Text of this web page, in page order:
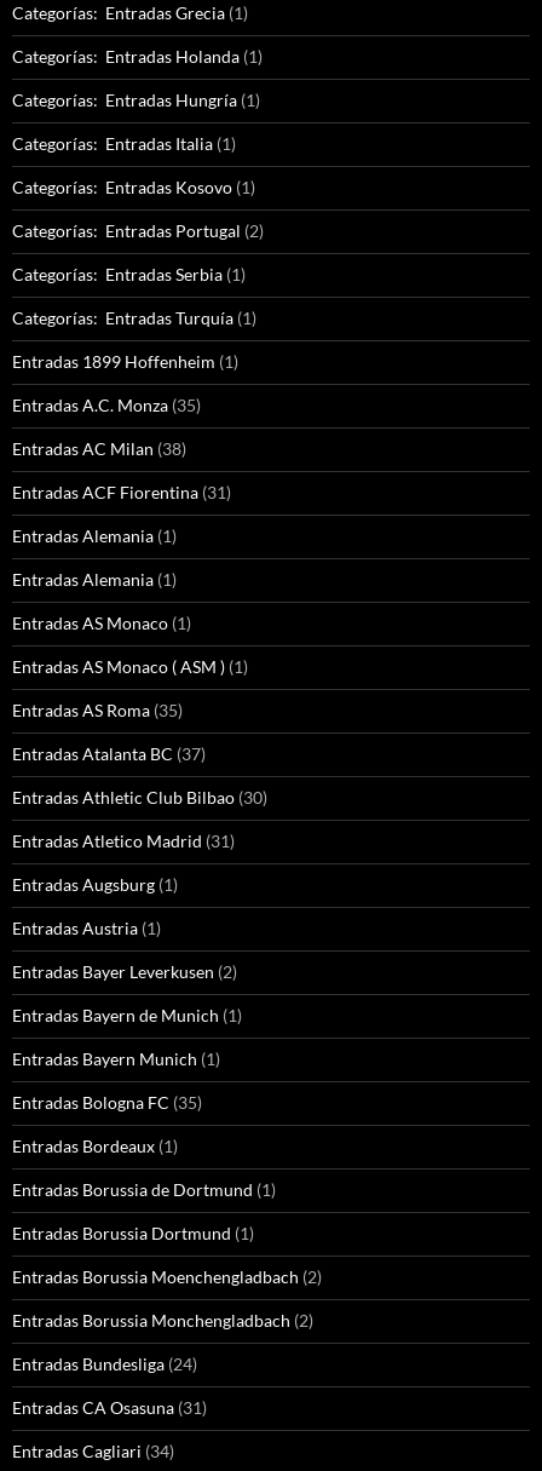
Categorías: Entradas Grecia (1)
Categorías: Entradas Holanda (1)
Categorías: Entradas Hungría (1)
Categorías: Entradas Italia (1)
Categorías: Entradas Kosovo (1)
Categorías: Entradas Portugal (2)
Categorías: Entradas Serbia (1)
Categorías: Entradas Turquía (1)
Entradas 1899 Hoffenheim (1)
Entradas A.C. Monza (35)
Entradas AC Milan (38)
Entradas ACF Fiorentina (31)
Entradas Alemania (1)
Entradas Alemania (1)
Entradas AS Monaco (1)
Entradas AS Monaco ( ASM ) (1)
Entradas AS Roma (35)
Entradas Atalanta BC (37)
Entradas Athletic Club Bilbao (30)
Entradas Atletico Madrid (31)
Entradas Augsburg (1)
Entradas Austria (1)
Entradas Bayer Leverkusen (2)
Entradas Bayern de Munich (1)
Entradas Bayern Munich (1)
Entradas Bologna FC (35)
Entradas Bordeaux (1)
Entradas Borussia de Dortmund (1)
Entradas Borussia Dortmund (1)
Entradas Borussia Moenchengladbach (2)
Entradas Borussia Monchengladbach (2)
Entradas Bundesliga (24)
Entradas CA Osasuna (31)
Entradas Cagliari (34)